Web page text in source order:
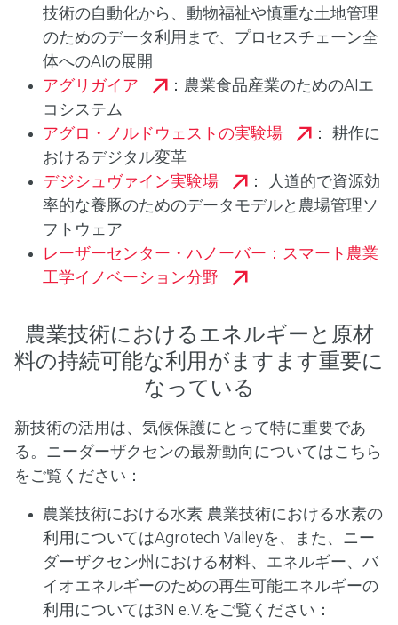
技術の自動化から、動物福祉や慎重な土地管理
のためのデータ利用まで、プロセスチェーン全
体へのAIの展開
アグリガイア
：農業食品産業のためのAIエ
コシステム
アグロ・ノルドウェストの実験場
： 耕作に
おけるデジタル変革
デジシュヴァイン実験場
： 人道的で資源効
率的な養豚のためのデータモデルと農場管理ソ
フトウェア
レーザーセンター・ハノーバー：スマート農業
工学イノベーション分野
農業技術におけるエネルギーと原材
料の持続可能な利用がますます重要に
なっている
新技術の活用は、気候保護にとって特に重要であ
る。ニーダーザクセンの最新動向についてはこちら
をご覧ください：
農業技術における水素 農業技術における水素の
利用についてはAgrotech Valleyを、また、ニー
ダーザクセン州における材料、エネルギー、バ
イオエネルギーのための再生可能エネルギーの
利用については3N e.V.をご覧ください：